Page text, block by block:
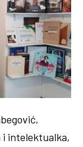
i intelektualka,